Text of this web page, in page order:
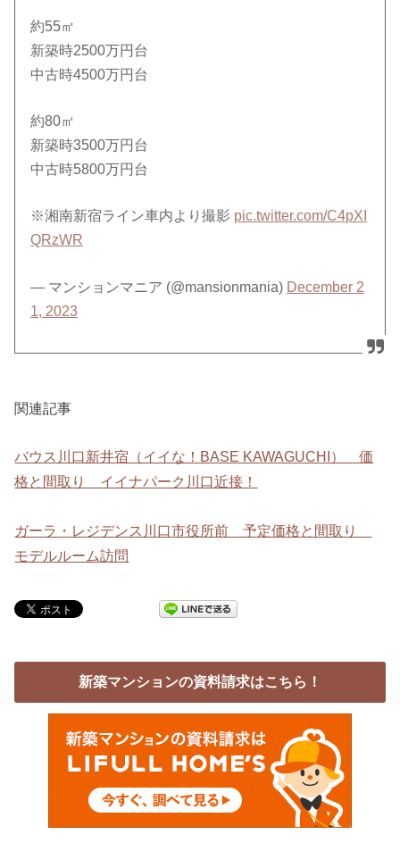
約55㎡
新築時2500万円台
中古時4500万円台
約80㎡
新築時3500万円台
中古時5800万円台
※湘南新宿ライン車内より撮影 pic.twitter.com/C4pXI
QRzWR
— マンションマニア (@mansionmania) December 2
1, 2023
関連記事
バウス川口新井宿（イイな！BASE KAWAGUCHI） 価
格と間取り イイナパーク川口近接！
ガーラ・レジデンス川口市役所前 予定価格と間取り
モデルルーム訪問
新築マンションの資料請求はこちら！